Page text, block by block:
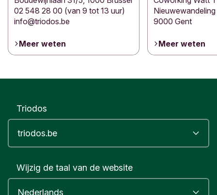
02 548 28 00 (van 9 tot 13 uur)
info@triodos.be
Meer weten
9000 Gent
Meer weten
Triodos
Wijzig de taal van de website